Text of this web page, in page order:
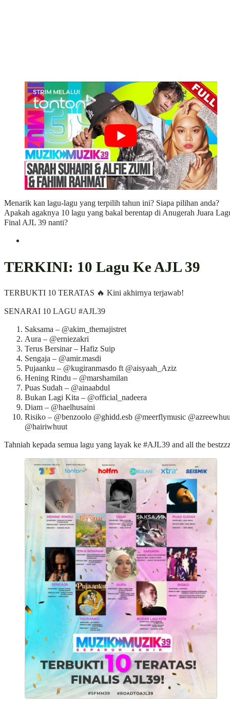
Menarik kan lagu-lagu yang terpilih tahun ini? Siapa pilihan anda?
Apakah agaknya 10 lagu yang bakal berentap di Anugerah Juara
Final AJL 39 nanti?
TERKINI: 10 Lagu Ke AJL 39
TERBUKTI 10 TERATAS 🔥 Kini akhirnya terjawab!
SENARAI 10 LAGU #AJL39
Saksama – @akim_themajistret
Aura – @erniezakri
Terus Bersinar – Hafiz Suip
Sengaja – @amir.masdi
Pujaanku – @kugiranmasdo ft @aisyaah_Aziz
Hening Rindu – @marshamilan
Puas Sudah – @ainaabdul
Bukan Lagi Kita – @official_nadeera
Diam – @haelhusaini
Risiko – @benzoolo @ghidd.esb @meerflymusic
@hairiwhuut
Tahniah kepada semua lagu yang layak ke #AJL39 and all the